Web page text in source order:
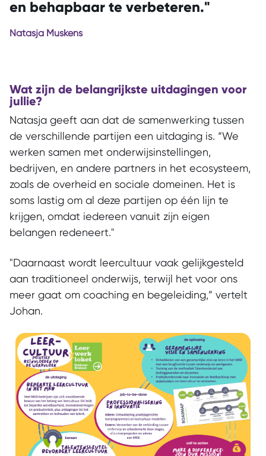
en behapbaar te verbeteren."
Natasja Muskens
Wat zijn de belangrijkste uitdagingen voor
jullie?
Natasja geeft aan dat de samenwerking tussen
de verschillende partijen een uitdaging is. “We
werken samen met onderwijsinstellingen,
bedrijven, en andere partners in het ecosysteem,
zoals de overheid en sociale domeinen. Het is
soms lastig om al deze partijen op één lijn te
krijgen, omdat iedereen vanuit zijn eigen
belangen redeneert."
"Daarnaast wordt leercultuur vaak gelijkgesteld
aan traditioneel onderwijs, terwijl het voor ons
meer gaat om coaching en begeleiding,” vertelt
Johan.